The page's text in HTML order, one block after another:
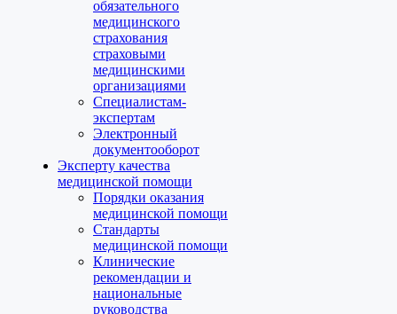
обязательного
медицинского
страхования
страховыми
медицинскими
организациями
Специалистам-
экспертам
Электронный
документооборот
Эксперту качества
медицинской помощи
Порядки оказания
медицинской помощи
Стандарты
медицинской помощи
Клинические
рекомендации и
национальные
руководства